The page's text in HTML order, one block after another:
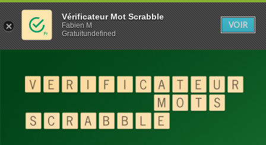
Vérificateur Mot Scrabble
Fabien M
Gratuitundefined
VOIR